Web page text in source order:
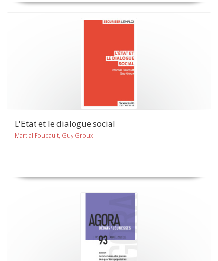
L'Etat et le dialogue social
Martial Foucault, Guy Groux